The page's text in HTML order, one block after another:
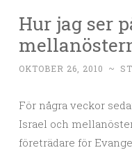
Hur jag ser
OKTOBER 26, 2010 ~
För några veckor
Israel och
företrädare för